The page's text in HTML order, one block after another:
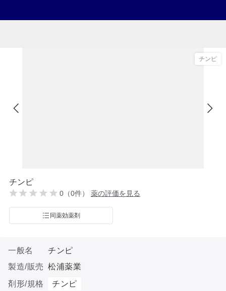
チンピ
チンピ
0（0件） 薬の評価を見る
同薬効薬剤
一般名
チンピ
製造/販売 松浦薬業
剤形/規格
チンピ